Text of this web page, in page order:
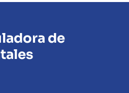
de